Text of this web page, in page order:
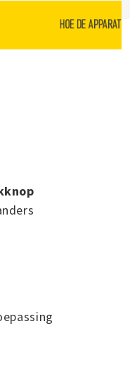
HOE DE